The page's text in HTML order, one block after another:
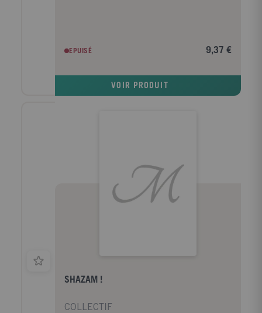
EPUISÉ 9,37 €
VOIR PRODUIT
SHAZAM !
COLLECTIF